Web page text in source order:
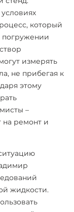
который
погружении
измерять
не прибегая к
этому
–
на ремонт и
жидкости.